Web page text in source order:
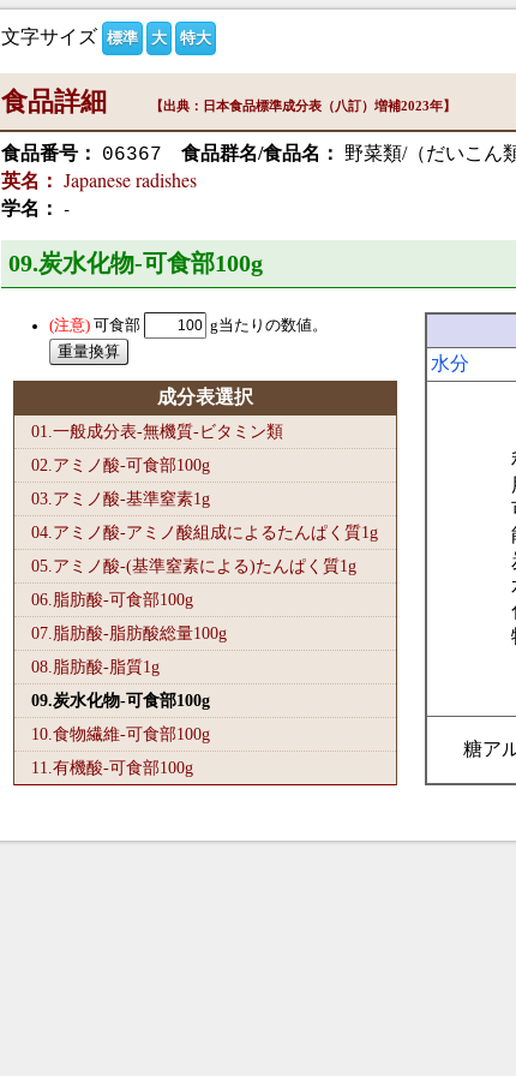
文字サイズ 標準 大 特大
食品詳細 【出典：日本食品標準成分表（八訂）増補2023年】
食品番号： 06367 食品群名/食品名：
野菜類/（だいこん
英名： Japanese radishes
学名： -
09.炭水化物-可食部100g
可食部 g当たりの数値。
成分表選択
01.一般成分表-無機質-ビタミン類
02.アミノ酸-可食部100g
03.アミノ酸-基準窒素1g
04.アミノ酸-アミノ酸組成によるたんぱく質1g
05.アミノ酸-(基準窒素による)たんぱく質1g
06.脂肪酸-可食部100g
07.脂肪酸-脂肪酸総量100g
08.脂肪酸-脂質1g
09.炭水化物-可食部100g
10.食物繊維-可食部100g
11.有機酸-可食部100g
水分
糖ア